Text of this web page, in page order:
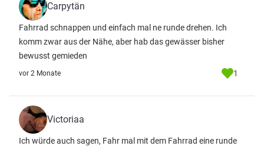
Carpytän
Fahrrad schnappen und einfach mal ne runde drehen. Ich
komm zwar aus der Nähe, aber hab das gewässer bisher
bewusst gemieden
vor 2 Monate 1
Victoriaa
Ich würde auch sagen, Fahr mal mit dem Fahrrad eine runde